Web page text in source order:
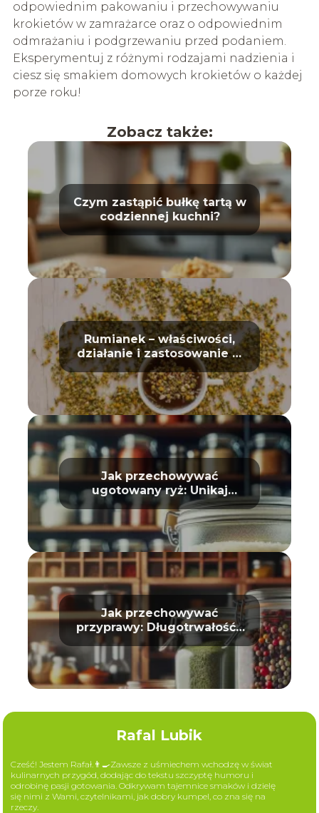
odpowiednim pakowaniu i przechowywaniu
krokietów w zamrażarce oraz o odpowiednim
odmrażaniu i podgrzewaniu przed podaniem.
Eksperymentuj z różnymi rodzajami nadzienia i
ciesz się smakiem domowych krokietów o każdej
porze roku!
Zobacz także:
Czym zastąpić bułkę tartą w
codziennej kuchni?
Rumianek – właściwości,
działanie i zastosowanie w
domu oraz kosmetyce
Jak przechowywać
ugotowany ryż: Unikaj
zepsucia
Jak przechowywać
przyprawy: Długotrwałość i
aromat
Rafal Lubik
Cześć! Jestem Rafał.👨‍🍳Zawsze z uśmiechem wchodzę w świat
kulinarnych przygód, dodając do tekstu szczyptę humoru i
odrobinę pasji gotowania. Odkrywam tajemnice smaków i dzielę
się nimi z Wami, czytelnikami, jak dobry kumpel, co zna się na
rzeczy.